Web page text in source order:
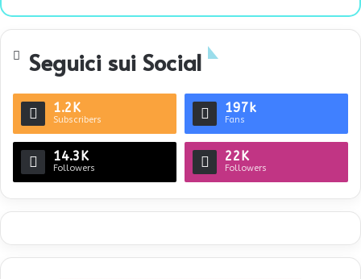
Seguici sui Social
1.2K
Subscribers
197k
Fans
14.3K
Followers
22K
Followers